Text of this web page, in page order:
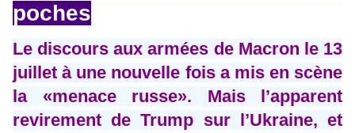
poches
Le discours aux armées de Macron le 13
juillet à une nouvelle fois a mis en scène
la «menace russe». Mais l’apparent
revirement de Trump sur l’Ukraine, et